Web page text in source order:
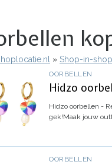
Shop-in-shop
OORBELLEN
Hidzo
Hidzo oorbellen -
gek!Maak jouw
OORBELLEN